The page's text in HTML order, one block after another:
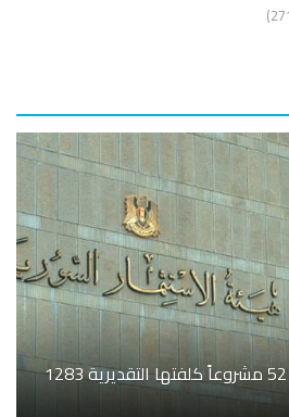
هيئة الاستثمار تستقطب 52 مشروعاً كلفتها التقديرية 1283